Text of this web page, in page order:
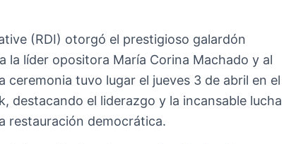
(RDI) otorgó el prestigioso galardón
a la líder opositora María Corina Machado y al
ceremonia tuvo lugar el jueves 3 de abril en el
destacando el liderazgo y la incansable lucha
restauración democrática.